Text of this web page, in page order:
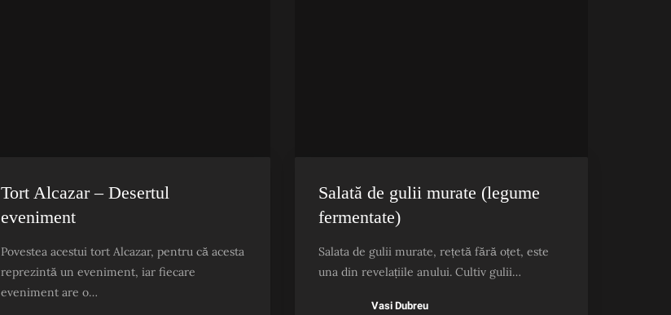
Tort Alcazar – Desertul
eveniment
Povestea acestui tort Alcazar, pentru că acesta
reprezintă un eveniment, iar fiecare
eveniment are o…
Salată de gulii murate (legume
fermentate)
Salata de gulii murate, rețetă fără oțet, este
una din revelațiile anului. Cultiv gulii…
Vasi Dubreu